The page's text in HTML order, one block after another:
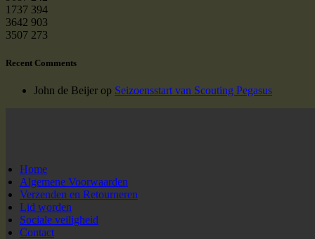
1737 394
3642 903
3507 273
Recent Comments
John de Beijer op Seizoensstart van Scouting Pegasus
Home
Algemene Voorwaarden
Verzenden en Retourneren
Lid worden
Sociale veiligheid
Contact